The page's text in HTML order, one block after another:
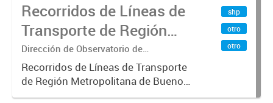
Recorridos de Líneas de
Transporte de Región
Metropolitana de
Buenos Aires (RMBA)
Dirección de Observatorio de
Transporte, Estudio y Sistemas
Recorridos de Líneas de Transporte
de Región Metropolitana de Buenos
Aires (RMBA).-
shp
otro
otro